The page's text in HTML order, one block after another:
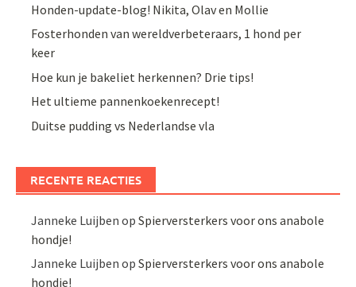
Honden-update-blog! Nikita, Olav en Mollie
Fosterhonden van wereldverbeteraars, 1 hond per
keer
Hoe kun je bakeliet herkennen? Drie tips!
Het ultieme pannenkoekenrecept!
Duitse pudding vs Nederlandse vla
RECENTE REACTIES
Janneke Luijben opSpierversterkers voor ons anabole
hondje!
Janneke Luijben opSpierversterkers voor ons anabole
hondje!